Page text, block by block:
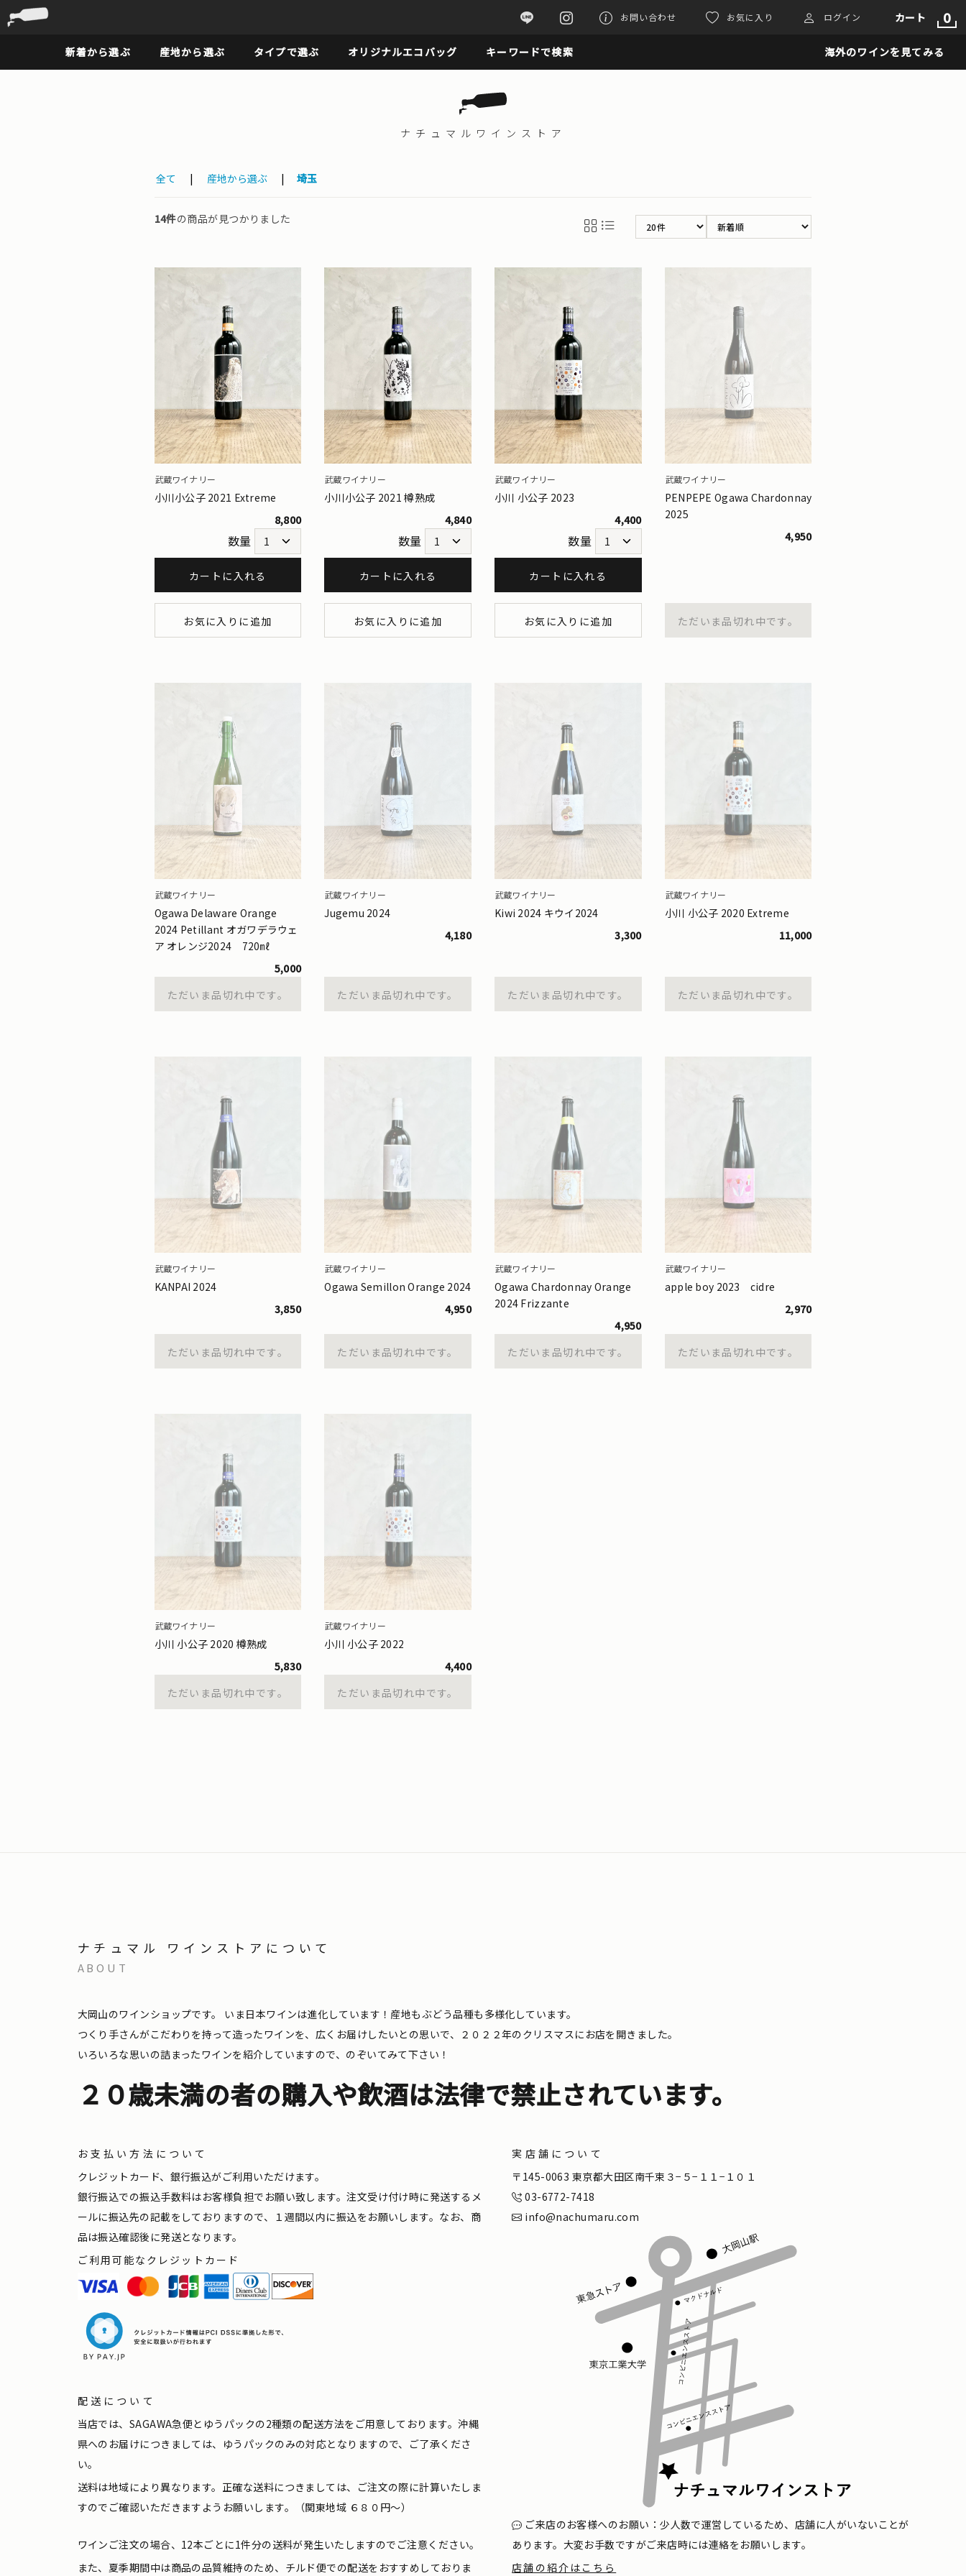
お問い合わせ お気に入り ログイン カート 0
新着から選ぶ 産地から選ぶ タイプで選ぶ オリジナルエコバッグ キーワードで検索 海外のワインを見てみる
ナチュマル ワインストア
全て | 産地から選ぶ | 埼玉
14件の商品が見つかりました
武蔵ワイナリー
小川小公子 2021 Extreme
8,800
数量
カートに入れる
お気に入りに追加
武蔵ワイナリー
小川小公子 2021 樽熟成
4,840
数量
カートに入れる
お気に入りに追加
武蔵ワイナリー
小川 小公子 2023
4,400
数量
カートに入れる
お気に入りに追加
武蔵ワイナリー
PENPEPE Ogawa Chardonnay
2025
4,950
ただいま品切れ中です。
武蔵ワイナリー
Ogawa Delaware Orange
2024 Petillant オガワデラウェ
ア オレンジ2024 720㎖
5,000
ただいま品切れ中です。
武蔵ワイナリー
Jugemu 2024
4,180
ただいま品切れ中です。
武蔵ワイナリー
Kiwi 2024 キウイ2024
3,300
ただいま品切れ中です。
武蔵ワイナリー
小川 小公子 2020 Extreme
11,000
ただいま品切れ中です。
武蔵ワイナリー
KANPAI 2024
3,850
ただいま品切れ中です。
武蔵ワイナリー
Ogawa Semillon Orange 2024
4,950
ただいま品切れ中です。
武蔵ワイナリー
Ogawa Chardonnay Orange
2024 Frizzante
4,950
ただいま品切れ中です。
武蔵ワイナリー
apple boy 2023 cidre
2,970
ただいま品切れ中です。
武蔵ワイナリー
小川 小公子 2020 樽熟成
5,830
ただいま品切れ中です。
武蔵ワイナリー
小川 小公子 2022
4,400
ただいま品切れ中です。
ナチュマル ワインストアについて
ABOUT
大岡山のワインショップです。
いま日本ワインは進化しています！産地もぶどう品種も多様化しています。
つくり手さんがこだわりを持って造ったワインを、広くお届けしたいとの思いで、２０２２年のクリスマスにお店を開きました。
いろいろな思いの詰まったワインを紹介していますので、のぞいてみて下さい！
２０歳未満の者の購入や飲酒は法律で禁止されています。
お支払い方法について
クレジットカード、銀行振込がご利用いただけます。
銀行振込での振込手数料はお客様負担でお願い致します。注文受け付け時に発送するメ
ールに振込先の記載をしておりますので、１週間以内に振込をお願いします。なお、商
品は振込確認後に発送となります。
ご利用可能なクレジットカード
配送について
当店では、SAGAWA急便とゆうパックの2種類の配送方法をご用意しております。沖縄
県へのお届けにつきましては、ゆうパックのみの対応となりますので、ご了承くださ
い。
送料は地域により異なります。正確な送料につきましては、ご注文の際に計算いたしま
すのでご確認いただきますようお願いします。（関東地域 ６８０円〜）
ワインご注文の場合、12本ごとに1件分の送料が発生いたしますのでご注意ください。
また、夏季期間中は商品の品質維持のため、チルド便での配送をおすすめしておりま
実店舗について
〒145-0063 東京都大田区南千束３−５−１１−１０１
03-6772-7418
info@nachumaru.com
ご来店のお客様へのお願い：少人数で運営しているため、店舗に人がいないことが
あります。大変お手数ですがご来店時には連絡をお願いします。
店舗の紹介はこちら